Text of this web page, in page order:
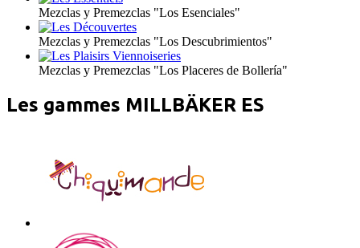
Mezclas y Premezclas "Los Esenciales"
Mezclas y Premezclas "Los Descubrimientos"
Mezclas y Premezclas "Los Placeres de Bollería"
Les gammes MILLBÄKER ES